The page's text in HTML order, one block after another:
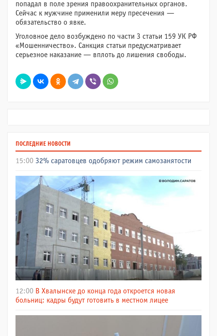
попадал в поле зрения правоохранительных органов.
Сейчас к мужчине применили меру пресечения —
обязательство о явке.
Уголовное дело возбуждено по части 3 статьи 159 УК РФ
«Мошенничество». Санкция статьи предусматривает
серьезное наказание — вплоть до лишения свободы.
ПОСЛЕДНИЕ НОВОСТИ
15:00 32% саратовцев одобряют режим самозанятости
12:00 В Хвалынске до конца года откроется новая
больниц: кадры будут готовить в местном лицее